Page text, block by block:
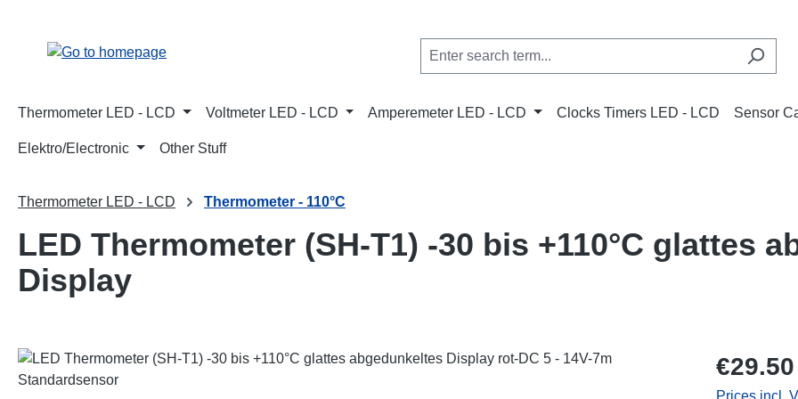
Thermometer LED - LCD Voltmeter LED - LCD Amperemeter LED - LCD Clocks Timers LED - LCD Sensor
Elektro/Electronic Other Stuff
Thermometer LED - LCD Thermometer - 110°C
LED Thermometer (SH-T1) -30 bis +110°C glattes
Display
Skip image gallery Regular price:
€29.50
Prices incl.